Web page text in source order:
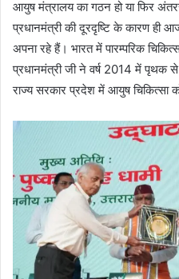
आयुष मंत्रालय का गठन हो या फिर
प्रधानमंत्री की दूरदृष्टि के कारण ही
अपना रहे हैं। भारत में पारम्परिक
प्रधानमंत्री जी ने वर्ष 2014 में पृथक
राज्य सरकार प्रदेश में आयुष चिकित्सा